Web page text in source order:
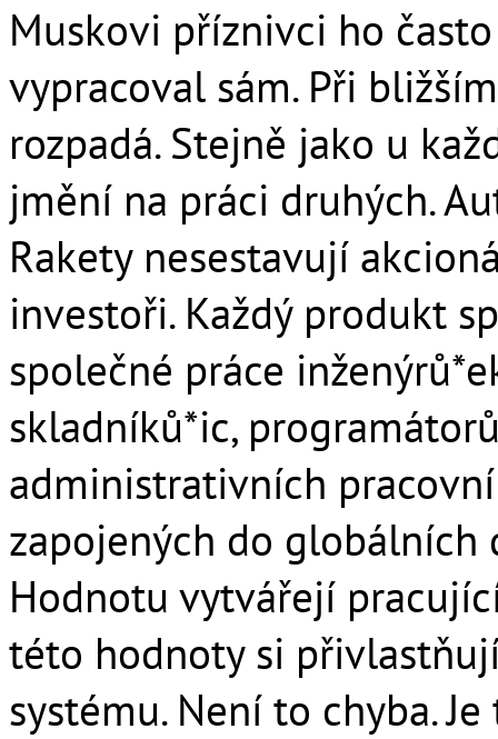
Muskovi příznivci ho
vypracoval sám. Při
rozpadá. Stejně jako u
jmění na práci druhých.
Rakety nesestavují
investoři. Každý produkt
společné práce
skladníků*ic,
administrativních
zapojených do globálních
Hodnotu vytvářejí
této hodnoty si
systému. Není to chyba.